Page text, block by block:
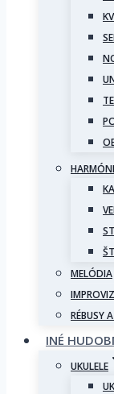
MELÓDIA
RÉBUSY
INÉ
UKULELE